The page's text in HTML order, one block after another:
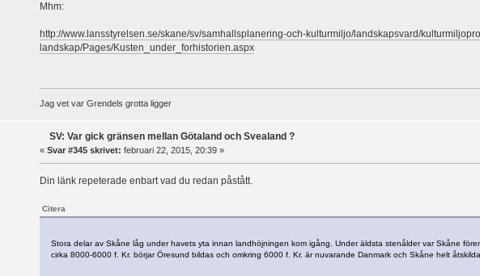
Mhm:
http://www.lansstyrelsen.se/skane/sv/samhallsplanering-och-kulturmiljo/landskapsvard/
landskap/Pages/Kusten_under_forhistorien.aspx
Jag vet var Grendels grotta ligger
SV: Var gick gränsen mellan Götaland och Svealand ?
« Svar #345 skrivet: februari 22, 2015, 20:39 »
Din länk repeterade enbart vad du redan påstått.
Citera
Stora delar av Skåne låg under havets yta innan landhöjningen kom igång. Under äldsta stenålder var Skåne
cirka 8000-6000 f. Kr. börjar Öresund bildas och omkring 6000 f. Kr. är nuvarande Danmark och Skåne helt åtskilda.